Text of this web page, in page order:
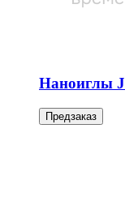
Наноиглы
Предзаказ